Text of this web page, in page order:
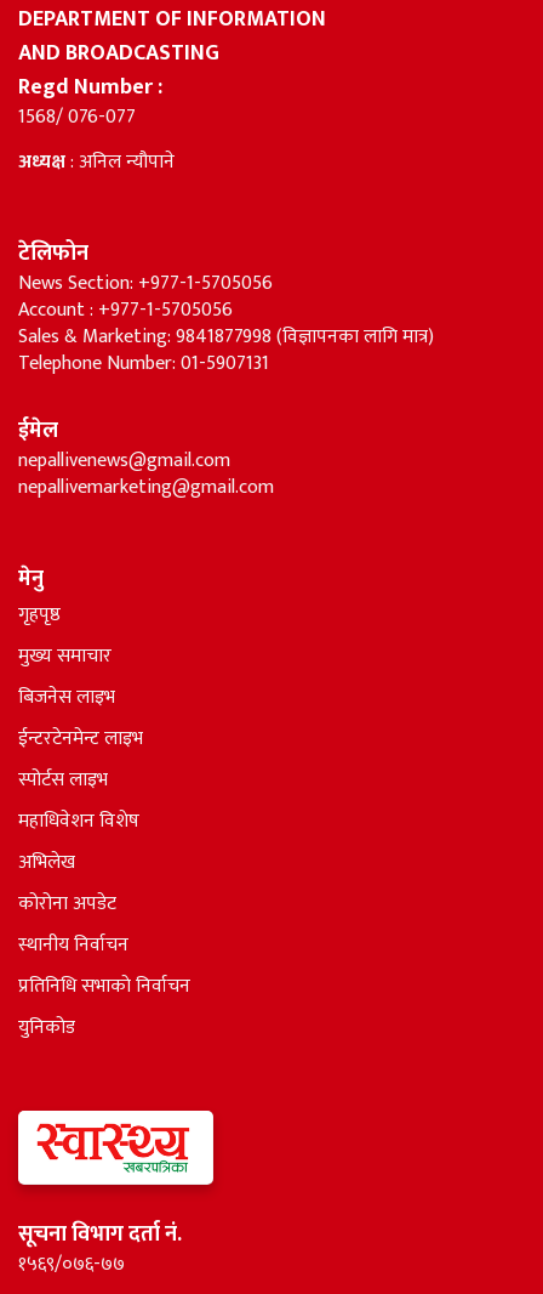
DEPARTMENT OF INFORMATION
AND BROADCASTING
Regd Number :
1568/ 076-077
अध्यक्ष: अनिल न्यौपाने
टेलिफोन
News Section: +977-1-5705056
Account : +977-1-5705056
Sales & Marketing: 9841877998 (विज्ञापनका लागि मात्र)
Telephone Number: 01-5907131
ईमेल
nepallivenews@gmail.com
nepallivemarketing@gmail.com
मेनु
गृहपृष्ठ
मुख्य समाचार
बिजनेस लाइभ
ईन्टरटेनमेन्ट लाइभ
स्पोर्टस लाइभ
महाधिवेशन विशेष
अभिलेख
कोरोना अपडेट
स्थानीय निर्वाचन
प्रतिनिधि सभाकाे निर्वाचन
युनिकोड
सूचना विभाग दर्ता नं.
१५६९/०७६-७७